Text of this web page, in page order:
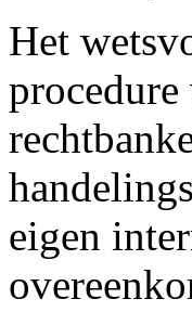
Het
eigen